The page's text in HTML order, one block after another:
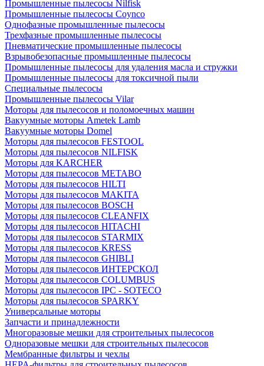
Промышленные пылесосы Nilfisk
Промышленные пылесосы Coynco
Однофазные промышленные пылесосы
Трехфазные промышленные пылесосы
Пневматические промышленные пылесосы
Взрывобезопасные промышленные пылесосы
Промышленные пылесосы для удаления масла и стружки
Промышленные пылесосы для токсичной пыли
Специальные пылесосы
Промышленные пылесосы Vilar
Моторы для пылесосов и поломоечных машин
Вакуумные моторы Ametek Lamb
Вакуумные моторы Domel
Моторы для пылесосов FESTOOL
Моторы для пылесосов NILFISK
Моторы для KARCHER
Моторы для пылесосов METABO
Моторы для пылесосов HILTI
Моторы для пылесосов MAKITA
Моторы для пылесосов BOSCH
Моторы для пылесосов CLEANFIX
Моторы для пылесосов HITACHI
Моторы для пылесосов STARMIX
Моторы для пылесосов KRESS
Моторы для пылесосов GHIBLI
Моторы для пылесосов ИНТЕРСКОЛ
Моторы для пылесосов COLUMBUS
Моторы для пылесосов IPC - SOTECO
Моторы для пылесосов SPARKY
Универсальные моторы
Запчасти и принадлежности
Многоразовые мешки для строительных пылесосов
Одноразовые мешки для строительных пылесосов
Мембранные фильтры и чехлы